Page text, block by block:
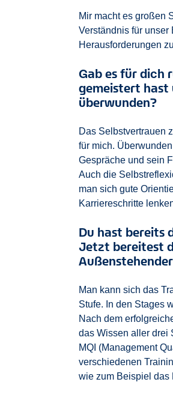
Mir macht es großen
Verständnis für unser
Herausforderungen
Gab es für dich
gemeistert hast
überwunden?
Das Selbstvertrauen
für mich.
Gespräche und sein
Auch die
man sich gute
Karriereschritte
Du hast bereits
Jetzt bereitest
Man kann sich das
Stufe. In den Stages
Nach dem
das Wissen aller drei
MQI (Management
verschiedenen
wie zum Beispiel das